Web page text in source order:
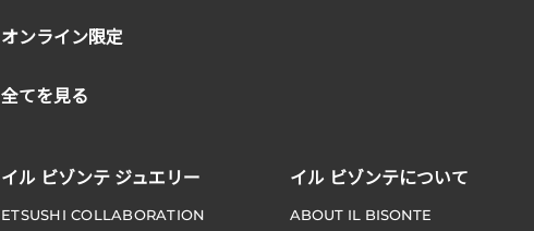
オンライン限定
全てを見る
イル ビゾンテ ジュエリー
ETSUSHI COLLABORATION
イル ビゾンテについて
ABOUT IL BISONTE